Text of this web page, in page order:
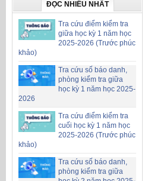
ĐỌC NHIỀU NHẤT
Tra cứu điểm kiểm tra
giữa học kỳ 1 năm học
2025-2026 (Trước phúc
khảo)
Tra cứu số báo danh,
phòng kiểm tra giữa
học kỳ 1 năm học 2025-
2026
Tra cứu điểm kiểm tra
cuối học kỳ 1 năm học
2025-2026 (Trước phúc
khảo)
Tra cứu số báo danh,
phòng kiểm tra giữa